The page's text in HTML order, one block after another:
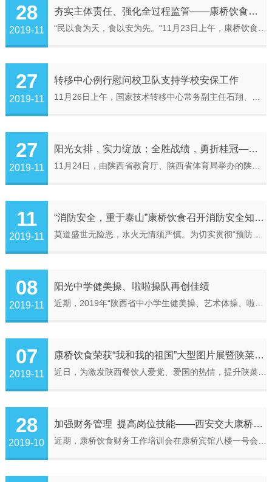
28
2019-11
夯实主体责任、强化全过程监管——康桥饮食召开食品安全培训会议
27
2019-11
转移中心例行慰问校卫队支持学校安保工作
27
2019-11
阳光女排，实力绽放；全胜战绩，勇折桂冠——西安交大阳光中学荣获陕西省首届中学生气排球比赛初中女子甲组冠军
11月24日，由陕西省教育厅、陕西省体育局举办的陕西省首届中学生气排球比赛在西安市第83中学圆满落下帷幕。比赛历时6天，西安交大阳光中学初中和高中女子排球队一路披荆斩棘、顽强拼搏，荣获初中女子甲组冠军、高中组女子乙组第四名的优异成绩。在教练员李文老师的带领下，队员们在小组赛中配合默契、敢打敢拼，顽强拼搏、力克强手，展示了高超的球技和顽强的斗志，每场比赛均以大比分获胜。初中女子半决赛中，在比分落后的情况...
11
2019-11
“消防安全，重于泰山”康桥饮食召开消防安全知识培训会
莫道盛世无险恶，水火无情须严慎。为切实贯彻“预防为主，安全第一”以及“消防安全，重于泰山”的指导思想，11月5日下午，康桥饮食以“119消防宣传日”为契机，邀请陕西致力消防服务中心张健为员工进行消防安全知识培训，旨在进一步提高康桥饮食员工的消防意识，从根本上杜绝火灾隐患。康桥饮食领导班子、二线行政人员、一线各项目经理、副经理、主管等近百人到会学习，总经理助理兼综合办公室主任刘高利主持会议。张健老师首...
08
2019-11
阳光中学健美操、啦啦操队再创佳绩
07
2019-11
康桥饮食荣获“我和我的祖国”大型图片展暨陕菜小吃展示技能培训活动最佳摄影奖
28
2019-10
加强财务管理 提高岗位技能——西安交大康桥饮食有限公司财务工作培训会